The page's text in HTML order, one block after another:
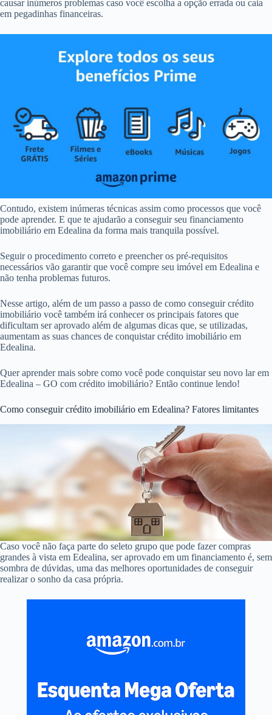
causar inúmeros problemas caso você escolha a opção errada ou caia
em pegadinhas financeiras.
Contudo, existem inúmeras técnicas assim como processos que você
pode aprender. E que te ajudarão a conseguir seu financiamento
imobiliário em Edealina da forma mais tranquila possível.
Seguir o procedimento correto e preencher os pré-requisitos
necessários vão garantir que você compre seu imóvel em Edealina e
não tenha problemas futuros.
Nesse artigo, além de um passo a passo de como conseguir crédito
imobiliário você também irá conhecer os principais fatores que
dificultam ser aprovado além de algumas dicas que, se utilizadas,
aumentam as suas chances de conquistar crédito imobiliário em
Edealina.
Quer aprender mais sobre como você pode conquistar seu novo lar em
Edealina – GO com crédito imobiliário? Então continue lendo!
Como conseguir crédito imobiliário em Edealina? Fatores limitantes
Caso você não faça parte do seleto grupo que pode fazer compras
grandes à vista em Edealina, ser aprovado em um financiamento é, sem
sombra de dúvidas, uma das melhores oportunidades de conseguir
realizar o sonho da casa própria.